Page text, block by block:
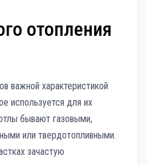
отопления
важной характеристикой
используется для их
бывают газовыми,
или твердотопливными.
зачастую